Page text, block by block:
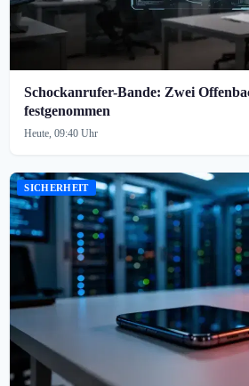
Schockanrufer-Bande: Zwei
festgenommen
Heute, 09:40 Uhr
SICHERHEIT